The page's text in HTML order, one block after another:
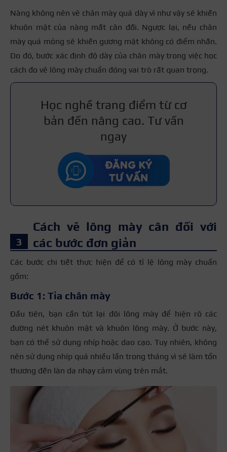
Nàng không nên vẽ chân mày quá dày vì như vậy sẽ khiến
khuôn mặt của nàng mất cân đối. Ngược lại, nếu chân
mày quá mỏng sẽ khiến gương mặt không có điểm nhấn.
Do đó, bước xác định độ dày của chân mày trong việc học
cách đo vẽ lông mày chuẩn đóng vai trò rất quan trọng.
Học nghề trang điểm từ cơ
bản đến nâng cao. Tư vấn
ngay
Cách vẽ lông mày cân đối với
các bước đơn giản
Các bước chi tiết thực hiện để có tỉ lệ lông mày chuẩn
gồm:
Bước 1: Tỉa chân mày
Đầu tiên, bạn cần tút lại đôi lông mày để hiện rõ các
đường nét khuôn mặt và khuôn lông mày. Ở bước này,
bạn có thể sử dụng nhíp hoặc dao cạo. Tuy nhiên, không
nên sử dụng nhíp quá nhiều lần trong tháng vì sẽ làm tổn
thương đến làn da nhạy cảm vùng trên mắt.